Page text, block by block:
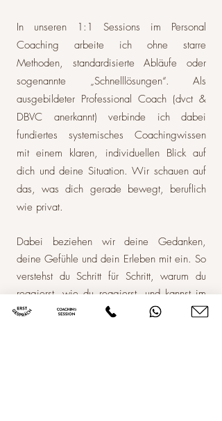
In unseren 1:1 Sessions im Personal
Coaching arbeite ich ohne starre
Methoden, standardisierte Abläufe oder
sogenannte „Schnelllösungen“. Als
ausgebildeter Professional Coach (dvct &
DBVC anerkannt) verbinde ich dabei
fundiertes systemisches Coachingwissen
mit einem klaren, individuellen Blick auf
dich und deine Situation. Wir schauen auf
das, was dich gerade bewegt, beruflich
wie privat.
Dabei beziehen wir deine Gedanken,
deine Gefühle und dein Erleben mit ein. So
verstehst du Schritt für Schritt, warum du
reagierst, wie du reagierst, und kannst im
Alltag anders handeln. Oft zeigen sich